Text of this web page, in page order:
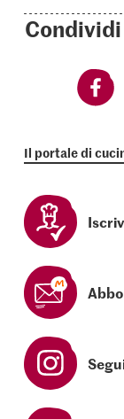
Il portale di